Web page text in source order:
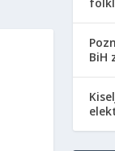
BiH